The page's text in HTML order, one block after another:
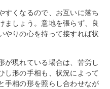
すくなるので、お互いに落ち
ましょう。意地を張らず、良
やりの心を持って接すれば状
が現れている場合は、苦労し
し形の手相も、状況によって
手相の形を照らし合わせなが